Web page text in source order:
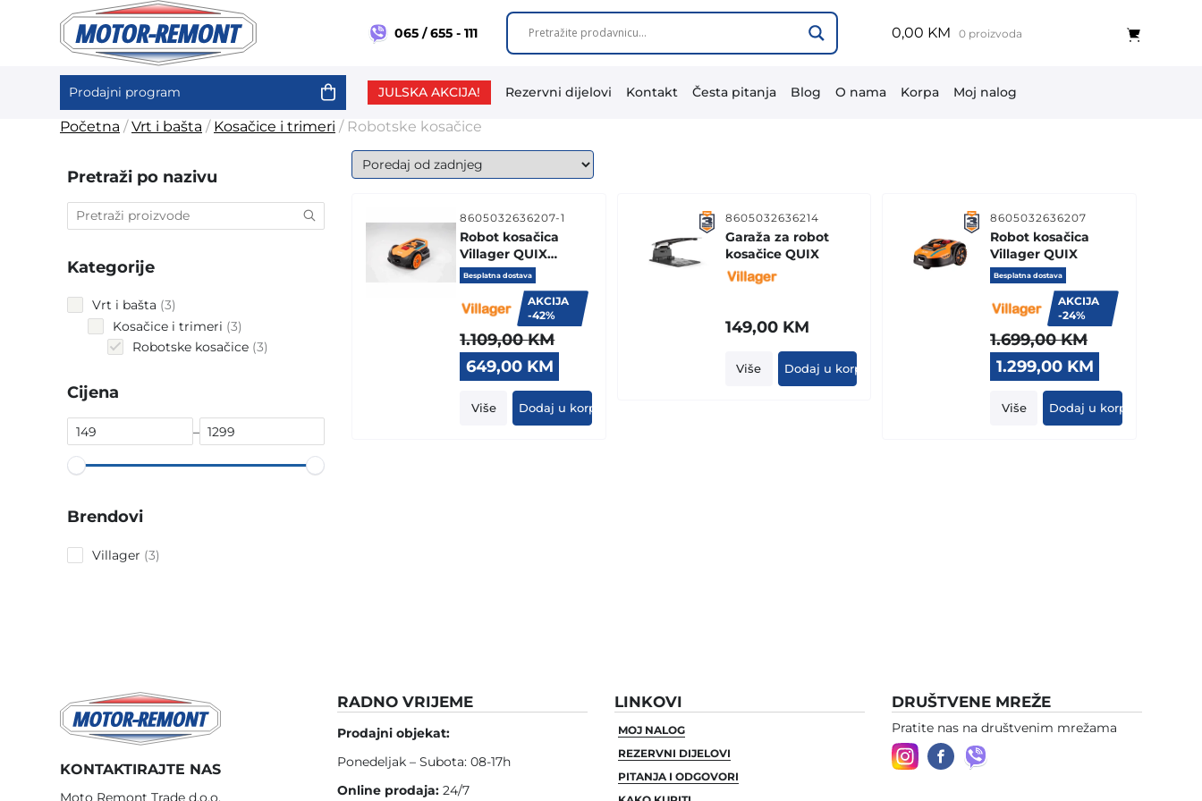
065 / 655 - 111 0,00 KM 0 proizvoda
Prodajni program JULSKA AKCIJA! Rezervni dijelovi Kontakt Česta pitanja Blog O nama Korpa Moj nalog
Početna /Vrt i bašta / Kosačice i trimeri / Robotske kosačice
Pretraži po nazivu
Kategorije
Vrt i bašta 33
products
Kosačice i trimeri 33
products
Robotske kosačice 33
Cijena
–
Brendovi
Villager 33
8605032636207-1
Robot kosačica
Villager QUIX
XS
Besplatna dostava
AKCIJA
-42%
1.109,00KM
Original
price
was:
1.109,00 KM.
649,00 KM
price
is:
649,00 KM.
Više Dodaj u korpu
8605032636214
Garaža za robot
kosačice QUIX
149,00 KM
Više Dodaj u korpu
8605032636207
Robot kosačica
Villager QUIX
Besplatna dostava
AKCIJA
-24%
1.699,00KM
Original
price
was:
1.699,00 KM.
1.299,00 KM
price
is:
1.299,00 KM.
Više Dodaj u korpu
KONTAKTIRAJTE NAS
Moto Remont Trade d.o.o.
RADNO VRIJEME
Prodajni objekat:
Ponedeljak – Subota: 08-17h
Online prodaja: 24/7
LINKOVI
MOJ NALOG
REZERVNI DIJELOVI
PITANJA I ODGOVORI
DRUŠTVENE MREŽE
Pratite nas na društvenim mrežama